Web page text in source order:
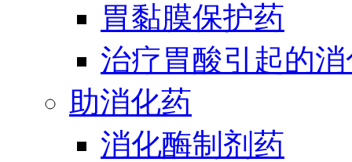
胃黏膜保护药
治疗胃酸引起的
助消化药
消化酶制剂药